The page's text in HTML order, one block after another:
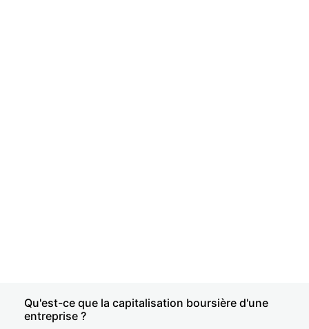
Qu'est-ce que la capitalisation boursière d'une
entreprise ?